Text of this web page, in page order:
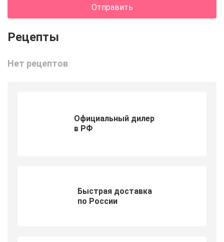
Отправить
Нет рецептов
Официальный дилер
в РФ
Быстрая доставка
по России